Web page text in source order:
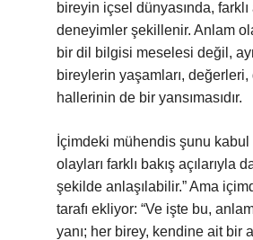
bireyin içsel dünyasında,
deneyimler şekillenir. Anlam
bir dil bilgisi meselesi değil,
bireylerin yaşamları, değerleri,
hallerinin de bir yansımasıdır.
İçimdeki mühendis şunu kabul
olayları farklı bakış açılarıyla
şekilde anlaşılabilir.” Ama
tarafı ekliyor: “Ve işte bu,
yanı; her birey, kendine ait bir